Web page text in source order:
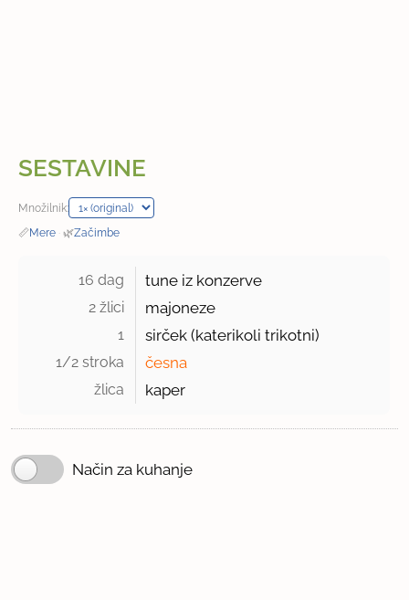
SESTAVINE
Množilnik:
📏Mere · 🌿Začimbe
16 dag tune iz konzerve
2 žlici majoneze
1 sirček (katerikoli trikotni)
1/2 stroka česna
žlica kaper
Način za kuhanje